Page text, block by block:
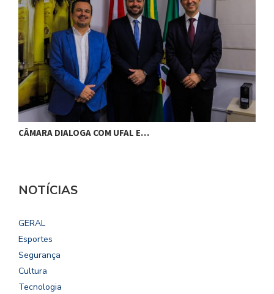
CÂMARA DIALOGA COM UFAL E…
NOTÍCIAS
GERAL
Esportes
Segurança
Cultura
Tecnologia